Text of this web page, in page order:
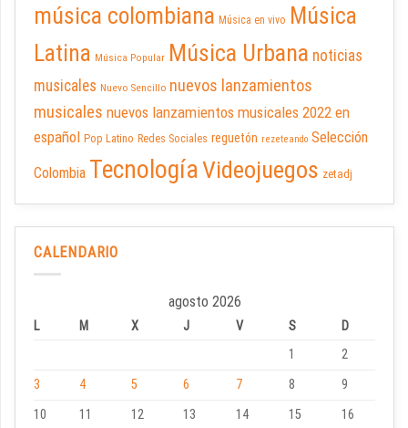
música colombiana Música en vivo Música
Latina Música Popular Música Urbana noticias
musicales Nuevo Sencillo nuevos lanzamientos
musicales nuevos lanzamientos musicales 2022 en
español Pop Latino Redes Sociales reguetón rezeteando Selección
Colombia TecnologíaVideojuegos zetadj
CALENDARIO
agosto 2026
L M X J V S
D
1
2
3
4 5 6 7 8
9
10
11 12 13 14 15
16